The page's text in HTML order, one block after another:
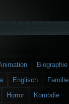
Biographie
Englisch
Familie
Horror
Komödie